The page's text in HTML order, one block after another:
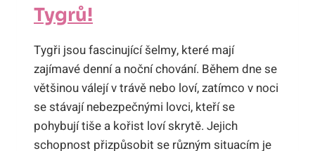
Tygrů!
Tygři jsou fascinující šelmy, které mají
zajímavé denní a noční chování. Během dne se
většinou válejí v trávě nebo loví, zatímco v noci
se stávají nebezpečnými lovci, kteří se
pohybují tiše a kořist loví skrytě. Jejich
schopnost přizpůsobit se různým situacím je